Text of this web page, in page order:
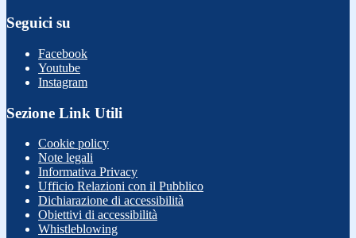
Seguici su
Facebook
Youtube
Instagram
Sezione Link Utili
Cookie policy
Note legali
Informativa Privacy
Ufficio Relazioni con il Pubblico
Dichiarazione di accessibilità
Obiettivi di accessibilità
Whistleblowing